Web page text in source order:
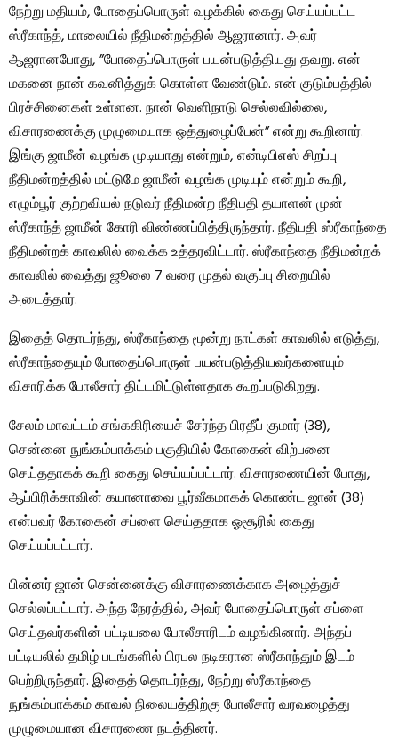
நேற்று மதியம், போதைப்பொருள் வழக்கில் கைது செய்யப்பட்ட
ஸ்ரீகாந்த், மாலையில் நீதிமன்றத்தில் ஆஜரானார். அவர்
ஆஜரானபோது, ​​”போதைப்பொருள் பயன்படுத்தியது தவறு. என்
மகனை நான் கவனித்துக் கொள்ள வேண்டும். என் குடும்பத்தில்
பிரச்சினைகள் உள்ளன. நான் வெளிநாடு செல்லவில்லை,
விசாரணைக்கு முழுமையாக ஒத்துழைப்பேன்” என்று கூறினார்.
இங்கு ஜாமீன் வழங்க முடியாது என்றும், என்டிபிஎஸ் சிறப்பு
நீதிமன்றத்தில் மட்டுமே ஜாமீன் வழங்க முடியும் என்றும் கூறி,
எழும்பூர் குற்றவியல் நடுவர் நீதிமன்ற நீதிபதி தயாளன் முன்
ஸ்ரீகாந்த் ஜாமீன் கோரி விண்ணப்பித்திருந்தார். நீதிபதி ஸ்ரீகாந்தை
நீதிமன்றக் காவலில் வைக்க உத்தரவிட்டார். ஸ்ரீகாந்தை நீதிமன்றக்
காவலில் வைத்து ஜூலை 7 வரை முதல் வகுப்பு சிறையில்
அடைத்தார்.
இதைத் தொடர்ந்து, ஸ்ரீகாந்தை மூன்று நாட்கள் காவலில் எடுத்து,
ஸ்ரீகாந்தையும் போதைப்பொருள் பயன்படுத்தியவர்களையும்
விசாரிக்க போலீசார் திட்டமிட்டுள்ளதாக கூறப்படுகிறது.
சேலம் மாவட்டம் சங்ககிரியைச் சேர்ந்த பிரதீப் குமார் (38),
சென்னை நுங்கம்பாக்கம் பகுதியில் கோகைன் விற்பனை
செய்ததாகக் கூறி கைது செய்யப்பட்டார். விசாரணையின் போது, ​​
ஆப்பிரிக்காவின் கயானாவை பூர்வீகமாகக் கொண்ட ஜான் (38)
என்பவர் கோகைன் சப்ளை செய்ததாக ஓசூரில் கைது
செய்யப்பட்டார்.
பின்னர் ஜான் சென்னைக்கு விசாரணைக்காக அழைத்துச்
செல்லப்பட்டார். அந்த நேரத்தில், அவர் போதைப்பொருள் சப்ளை
செய்தவர்களின் பட்டியலை போலீசாரிடம் வழங்கினார். அந்தப்
பட்டியலில் தமிழ் படங்களில் பிரபல நடிகரான ஸ்ரீகாந்தும் இடம்
பெற்றிருந்தார். இதைத் தொடர்ந்து, நேற்று ஸ்ரீகாந்தை
நுங்கம்பாக்கம் காவல் நிலையத்திற்கு போலீசார் வரவழைத்து
முழுமையான விசாரணை நடத்தினர்.